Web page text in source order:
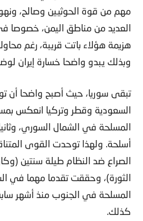
مهم من قوة الحوثيين وصالح،
العديد من مناطق اليمن، خصوصا
هزيمة هؤلاء باتت قريبة، رغم
وبذلك يبدو واضحا خسارة إيران
تبقى سوريا، حيث أصبح واضحا أن
السعودية وقطر وتركيا انعكس
المسلحة في الشمال السوري،
أسلحة. ولهذا توحدت القوى
الصراع ضد النظام طيلة سنتين
الثورة)، وحققت تقدما مهما في
المسلحة في الجنوب منذ أشهر
كذلك.